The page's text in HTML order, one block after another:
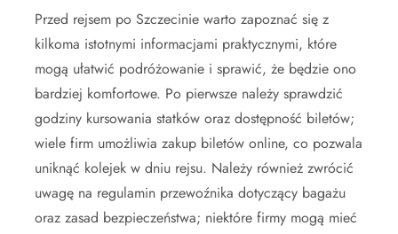
Przed rejsem po Szczecinie warto zapoznać się z
kilkoma istotnymi informacjami praktycznymi, które
mogą ułatwić podróżowanie i sprawić, że będzie ono
bardziej komfortowe. Po pierwsze należy sprawdzić
godziny kursowania statków oraz dostępność biletów;
wiele firm umożliwia zakup biletów online, co pozwala
uniknąć kolejek w dniu rejsu. Należy również zwrócić
uwagę na regulamin przewoźnika dotyczący bagażu
oraz zasad bezpieczeństwa; niektóre firmy mogą mieć